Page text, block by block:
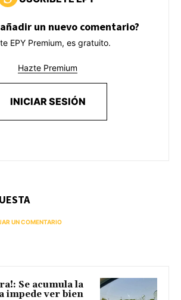
un nuevo comentario?
EPY Premium, es gratuito.
Hazte Premium
INICIAR SESIÓN
UN COMENTARIO
Se acumula la
impede ver bien